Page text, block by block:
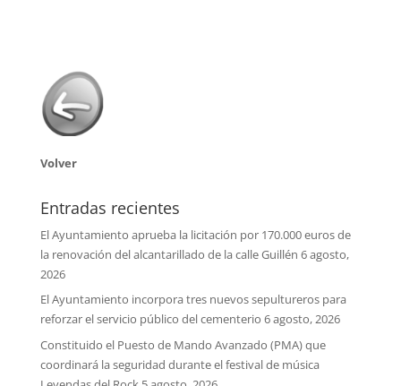
Volver
Entradas recientes
El Ayuntamiento aprueba la licitación por 170.000 euros de
la renovación del alcantarillado de la calle Guillén 6 agosto,
2026
El Ayuntamiento incorpora tres nuevos sepultureros para
reforzar el servicio público del cementerio 6 agosto, 2026
Constituido el Puesto de Mando Avanzado (PMA) que
coordinará la seguridad durante el festival de música